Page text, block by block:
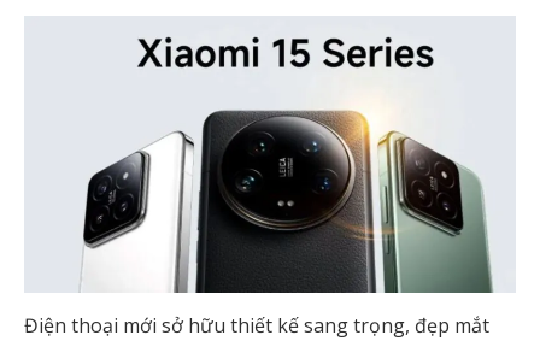
Điện thoại mới sở hữu thiết kế sang trọng, đẹp mắt